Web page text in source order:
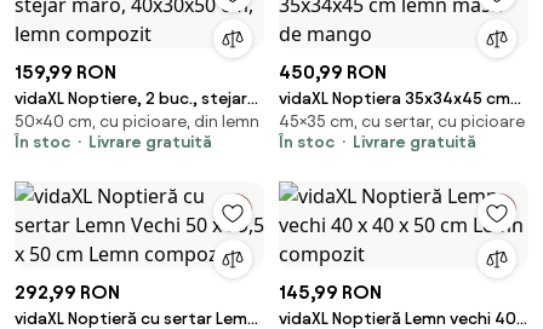
159,99 RON
vidaXL Noptiere, 2 buc., stejar
maro, 40x30x50 cm, lemn
compozit
50×40 cm, cu picioare, din lemn
În stoc
Livrare gratuită
450,99 RON
vidaXL Noptiera 35x34x45 cm
lemn masiv de mango
45×35 cm, cu sertar, cu picioare
În stoc
Livrare gratuită
292,99 RON
vidaXL Noptieră cu sertar Lemn
145,99 RON
vidaXL Noptieră Lemn vechi 40 x